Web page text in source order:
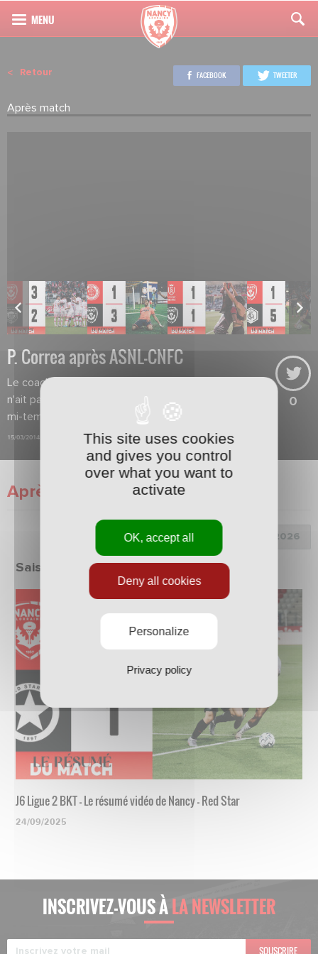
Retour
Après match
FACEBOOK TWEETER
P. Correa après ASNL-CNFC
Le coach regrette que son équipe
n'ait pas doublé la mise en première
mi-temps.
15/03/2014
0
Après match
Choix de la saison :
Saison 2025/2026
J6 Ligue 2 BKT - Le résumé vidéo de Nancy - Red Star
24/09/2025
INSCRIVEZ-VOUS ÀLA NEWSLETTER
SOUSCRIRE
This site uses cookies
and gives you control
over what you want to
activate
OK, accept all
Deny all cookies
Personalize
Privacy policy